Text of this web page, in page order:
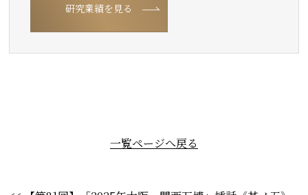
研究業績を見る
一覧ページへ戻る